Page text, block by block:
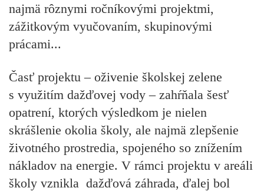
najmä rôznymi ročníkovými projektmi,
zážitkovým vyučovaním, skupinovými
prácami...
Časť projektu – oživenie školskej zelene
s využitím dažďovej vody – zahŕňala šesť
opatrení, ktorých výsledkom je nielen
skrášlenie okolia školy, ale najmä zlepšenie
životného prostredia, spojeného so znížením
nákladov na energie. V rámci projektu v areáli
školy vznikla dažďová záhrada, ďalej bol